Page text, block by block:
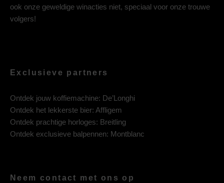
ook onze geweldige winacties niet, speciaal voor onze trouwe
volgers!
Exclusieve partners
Ontdek jouw koffiemachine: De’Longhi
Ontdek het lekkerste bier: Affligem
Ontdek prachtige horloges: Breitling
Ontdek exclusieve balpennen: Montblanc
Neem contact met ons op